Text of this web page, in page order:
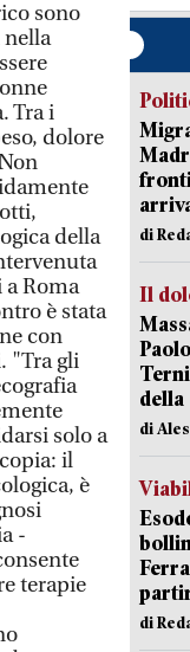
sono
Tra i
dolore
della
Roma
è stata
con
"Tra gli
solo a
il
è
-
terapie
di
Il
della
di
di